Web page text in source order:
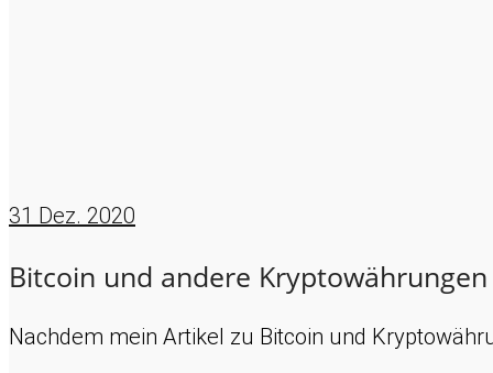
31 Dez. 2020
Bitcoin und andere
Nachdem mein Artikel zu Bitcoin und